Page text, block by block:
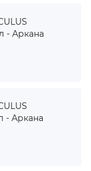
- Аркана
- Аркана